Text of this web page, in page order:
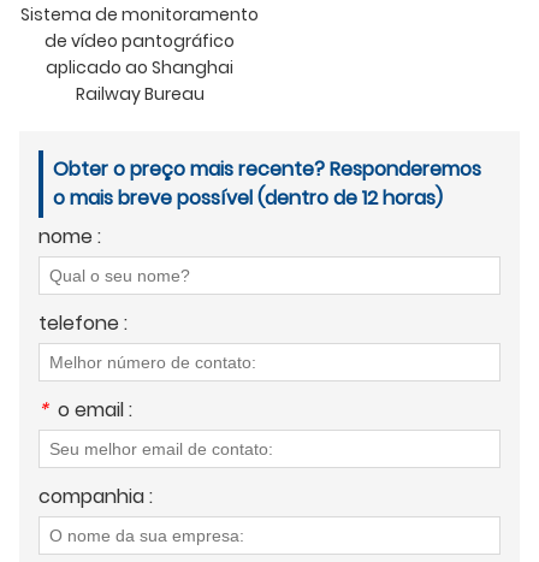
Sistema de monitoramento
de vídeo pantográfico
aplicado ao Shanghai
Railway Bureau
Obter o preço mais recente? Responderemos
o mais breve possível (dentro de 12 horas)
nome :
telefone :
* o email :
companhia :